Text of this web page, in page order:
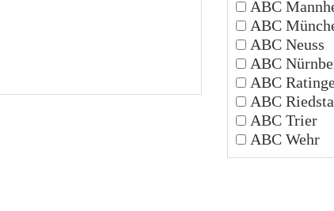
ABC
ABC
ABC Neuss
ABC
ABC
ABC
ABC Trier
ABC Wehr